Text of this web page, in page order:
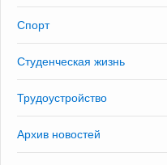
Спорт
Студенческая жизнь
Трудоустройство
Архив новостей